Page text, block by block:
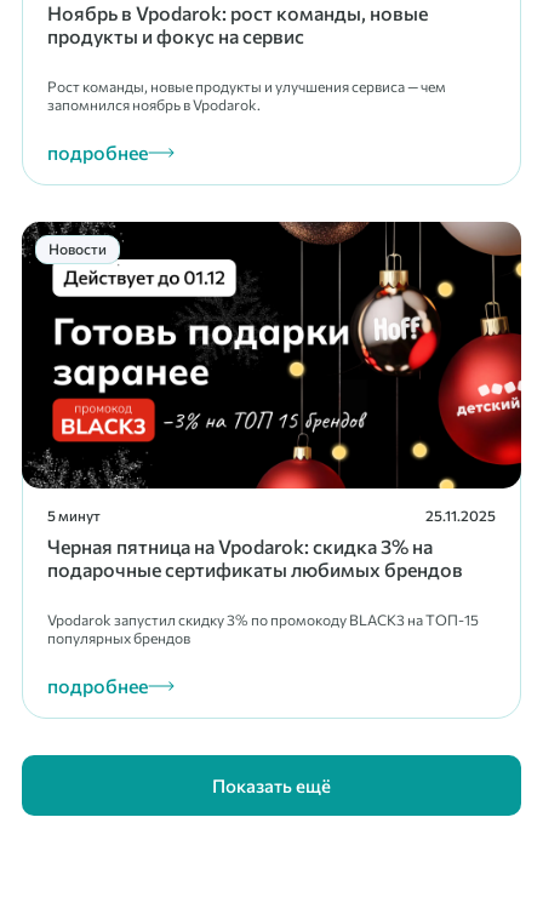
Ноябрь в Vpodarok: рост команды, новые
продукты и фокус на сервис
Рост команды, новые продукты и улучшения сервиса — чем
запомнился ноябрь в Vpodarok.
подробнее
5 минут 25.11.2025
Черная пятница на Vpodarok: скидка 3% на
подарочные сертификаты любимых брендов
Vpodarok запустил скидку 3% по промокоду BLACK3 на ТОП-15
популярных брендов
подробнее
Новости
Показать ещё